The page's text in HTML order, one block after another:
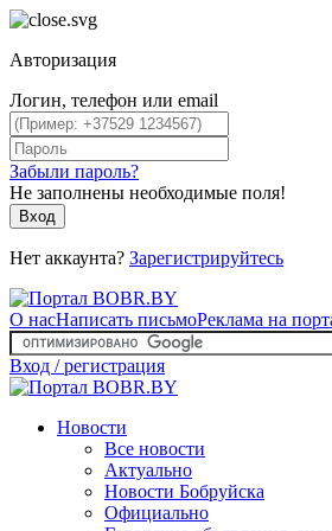
Авторизация
Логин, телефон или email
Забыли пароль?
Не заполнены необходимые поля!
Вход
Нет аккаунта? Зарегистрируйтесь
О насНаписать письмоРеклама на
Вход / регистрация
Новости
Все новости
Актуально
Новости Бобруйска
Официально